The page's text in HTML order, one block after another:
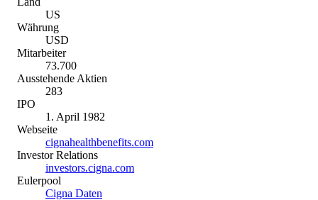
US
Währung
USD
Mitarbeiter
73.700
Ausstehende Aktien
283
IPO
1. April 1982
Webseite
cignahealthbenefits.com
Investor Relations
investors.cigna.com
Eulerpool
Cigna Daten